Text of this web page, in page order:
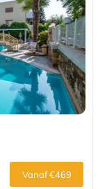
Vanaf €469